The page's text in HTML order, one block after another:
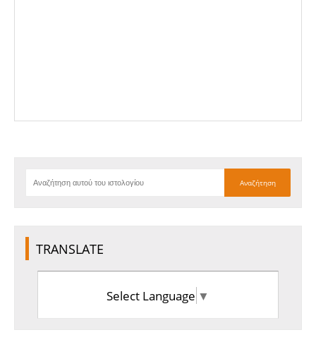
TRANSLATE
Select Language ▼